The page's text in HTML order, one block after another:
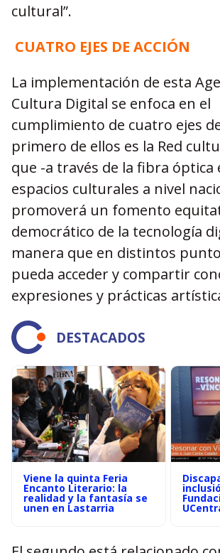
cultural”.
CUATRO EJES DE ACCIÓN
La implementación de esta
Cultura Digital se enfoca en el
cumplimiento de cuatro ejes
primero de ellos es la Red
que -a través de la fibra óptica
espacios culturales a nivel
promoverá un fomento
democrático de la tecnología
manera que en distintos
pueda acceder y compartir
expresiones y prácticas
DESTACADOS
Viene la quinta Feria
Encanto Literario: la
realidad y la fantasía se
unen en Lastarria